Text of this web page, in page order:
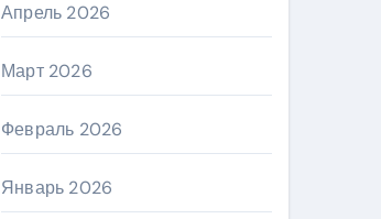
Апрель 2026
Март 2026
Февраль 2026
Январь 2026